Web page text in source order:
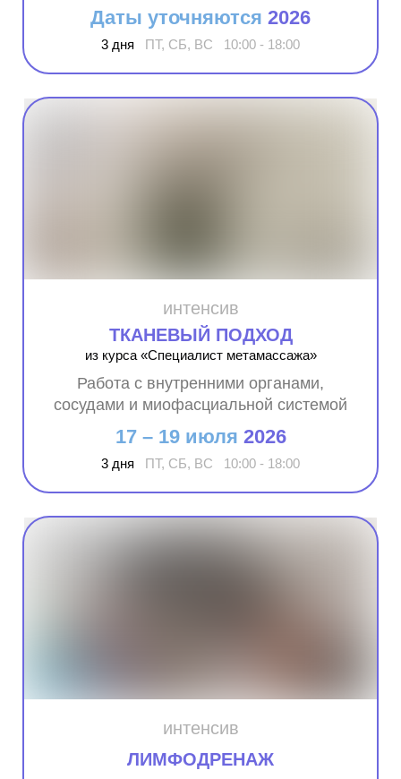
Даты уточняются 2026
3 дня ПТ, СБ, ВС 10:00 - 18:00
интенсив
ТКАНЕВЫЙ ПОДХОД
из курса «Специалист метамассажа»
Работа с внутренними органами,
сосудами и миофасциальной системой
17 – 19 июля 2026
3 дня ПТ, СБ, ВС 10:00 - 18:00
интенсив
ЛИМФОДРЕНАЖ